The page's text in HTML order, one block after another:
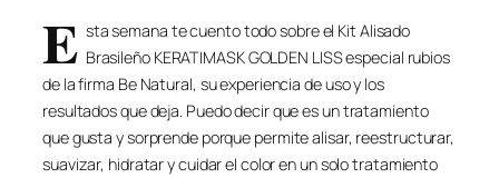
E sta semana te cuento todo sobre el Kit Alisado
Brasileño KERATIMASK GOLDEN LISS especial rubios
de la firma Be Natural, su experiencia de uso y los
resultados que deja. Puedo decir que es un tratamiento
que gusta y sorprende porque permite alisar, reestructurar,
suavizar, hidratar y cuidar el color en un solo tratamiento